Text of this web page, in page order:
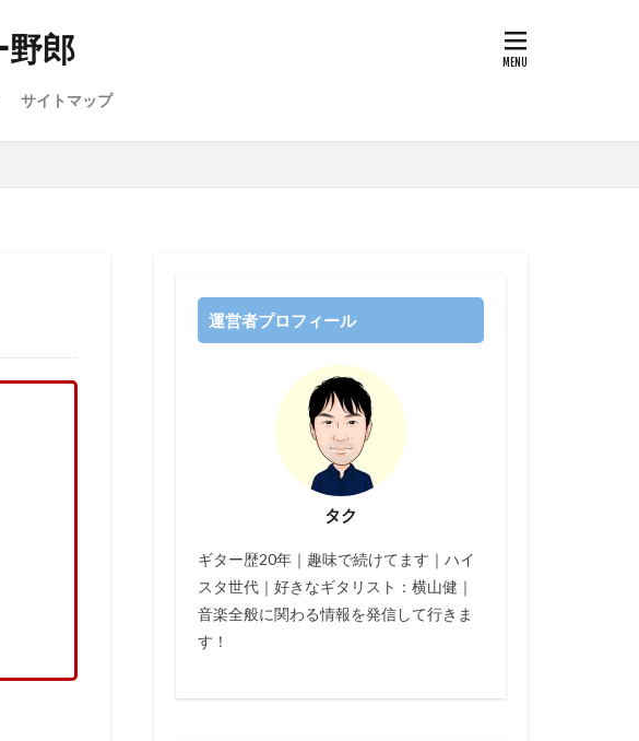
野郎
こと
役立つ情報
役立つ情報
サイトマップ
運営者プロフィール
タク
ギター歴20年｜趣味で続けてます｜ハイ
スタ世代｜好きなギタリスト：横山健｜
音楽全般に関わる情報を発信して行きま
す！
ディズニーランド